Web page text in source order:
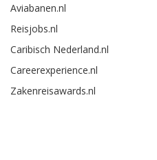
Aviabanen.nl
Reisjobs.nl
Caribisch Nederland.nl
Careerexperience.nl
Zakenreisawards.nl